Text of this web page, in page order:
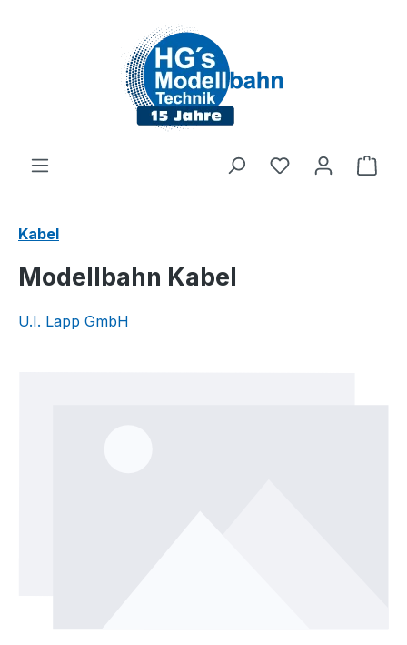
Zum Hauptinhalt springen
Du hast 0
Kabel
Modellbahn Kabel
U.I. Lapp GmbH